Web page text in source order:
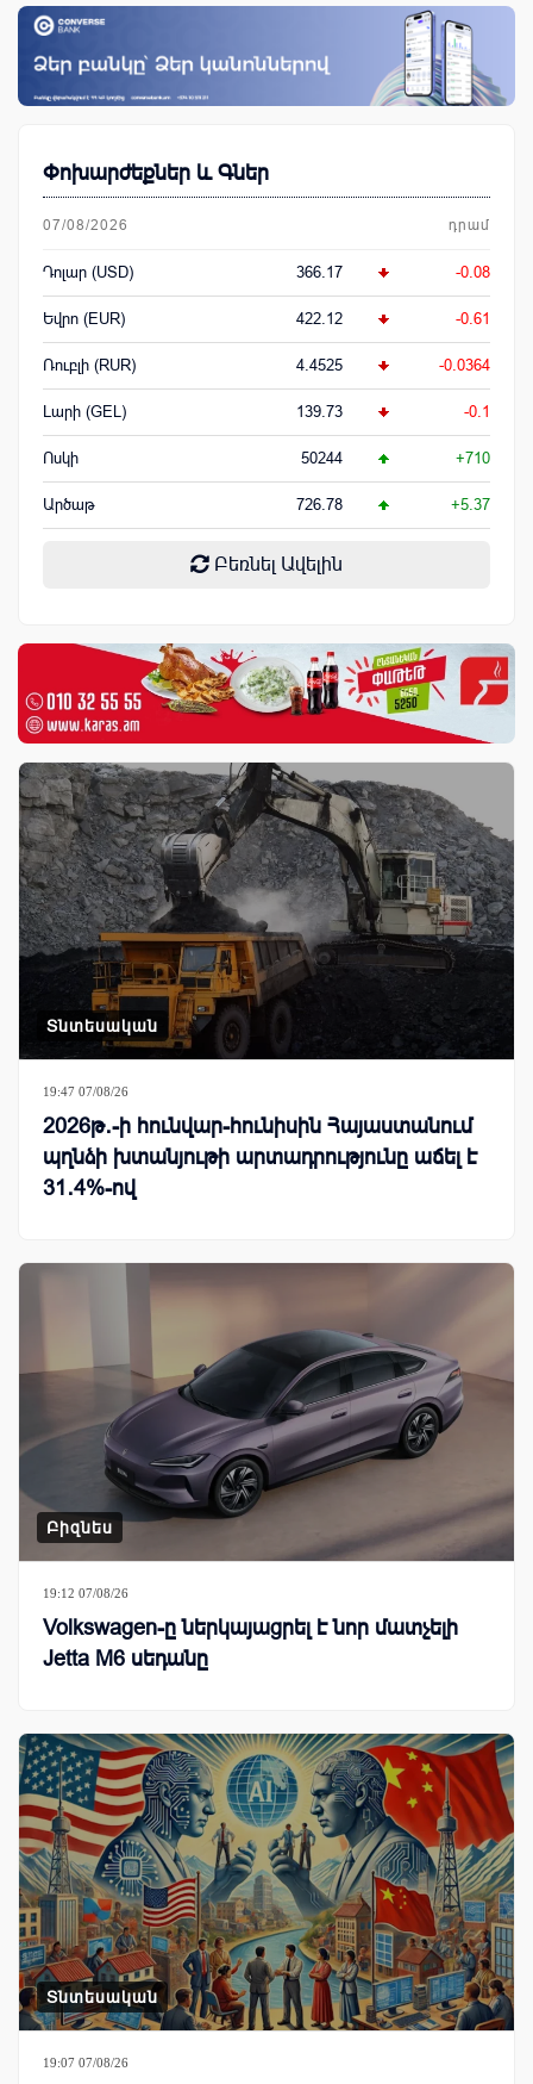
Փոխարժեքներ և Գներ
07/08/2026 դրամ
Դոլար (USD) 366.17 -0.08
Եվրո (EUR) 422.12 -0.61
Ռուբլի (RUR) 4.4525 -0.0364
Լարի (GEL) 139.73 -0.1
Ոսկի 50244 +710
Արծաթ 726.78 +5.37
Բեռնել Ավելին
Տնտեսական
19:47 07/08/26
2026թ․-ի հունվար-հունիսին Հայաստանում
պղնձի խտանյութի արտադրությունը աճել է
31․4%-ով
Բիզնես
19:12 07/08/26
Volkswagen-ը ներկայացրել է նոր մատչելի
Jetta M6 սեդանը
Տնտեսական
19:07 07/08/26